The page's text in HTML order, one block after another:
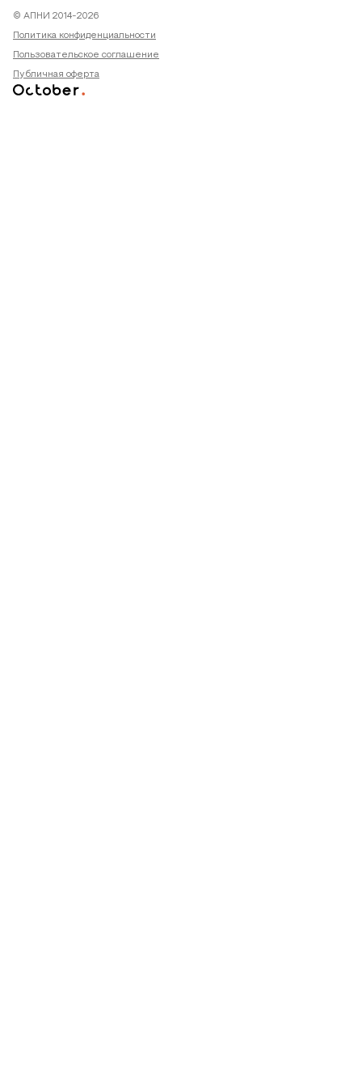
© АПНИ 2014-2026
Политика конфиденциальности
Пользовательское соглашение
Публичная оферта